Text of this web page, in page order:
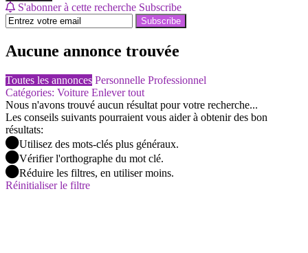
S'abonner à cette recherche Subscribe
Subscribe
Aucune annonce trouvée
Toutes les annonces Personnelle Professionnel
Catégories: Voiture Enlever tout
Nous n'avons trouvé aucun résultat pour votre recherche...
Les conseils suivants pourraient vous aider à obtenir des bon
résultats:
Utilisez des mots-clés plus généraux.
Vérifier l'orthographe du mot clé.
Réduire les filtres, en utiliser moins.
Réinitialiser le filtre